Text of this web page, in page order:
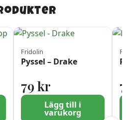
Fridolin
Pyssel – Drake
79 kr
Lägg till i
varukorg